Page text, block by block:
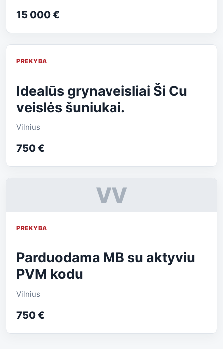
15 000 €
PREKYBA
Idealūs grynaveisliai Ši Cu
veislės šuniukai.
Vilnius
750 €
VV
PREKYBA
Parduodama MB su aktyviu
PVM kodu
Vilnius
750 €